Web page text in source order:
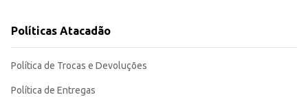
Políticas Atacadão
Política de Trocas e Devoluções
Política de Entregas